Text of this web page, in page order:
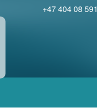
+47 404 08 591